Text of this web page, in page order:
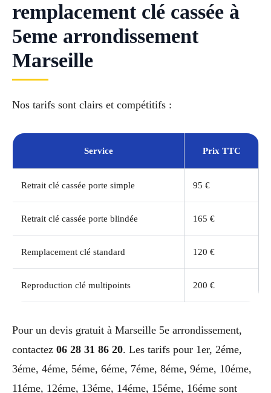
remplacement clé cassée à
5eme arrondissement
Marseille
Nos tarifs sont clairs et compétitifs :
Service Prix TTC
Retrait clé cassée porte simple 95 €
Retrait clé cassée porte blindée 165 €
Remplacement clé standard 120 €
Reproduction clé multipoints 200 €
Pour un devis gratuit à Marseille 5e arrondissement,
contactez 06 28 31 86 20. Les tarifs pour 1er, 2éme,
3éme, 4éme, 5éme, 6éme, 7éme, 8éme, 9éme, 10éme,
11éme, 12éme, 13éme, 14éme, 15éme, 16éme sont